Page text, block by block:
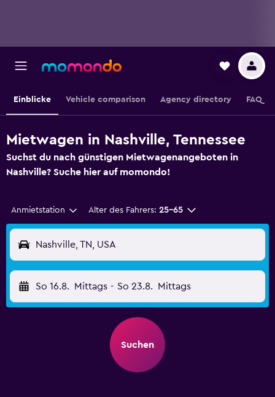
Einblicke Vehicle comparison Agency directory FAQ
Mietwagen in Nashville, Tennessee
Suchst du nach günstigen Mietwagenangeboten in
Nashville? Suche hier auf momondo!
Anmietstation Alter des Fahrers: 25-65
Nashville, TN, USA
So 16.8. Mittags - So 23.8. Mittags
Suchen